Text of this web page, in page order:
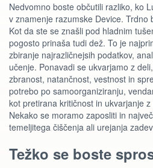
Nedvomno boste občutili razliko, ko
v znamenje razumske Device. Trdno
Kot da ste se znašli pod hladnim
pogosto prinaša tudi dež. To je
zbiranje najrazličnejsih podatkov,
učenje. Ponavadi se ukvarjamo z
zbranost, natančnost, vestnost in
potrebo po samoorganiziranju,
kot pretirana kritičnost in ukvarjanje
Nekako se moramo zaposliti in
temeljitega čiščenja ali urejanja
Težko se boste